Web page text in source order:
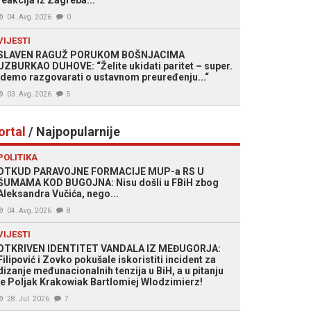
04. Avg. 2026 0
RAGUŽ PORUKOM BOŠNJACIMA
DUHOVE: “Želite ukidati paritet – super.
razgovarati o ustavnom preuređenju...“
03. Avg. 2026 5
/ Najpopularnije
PARAVOJNE FORMACIJE MUP-a RS U
KOD BUGOJNA: Nisu došli u FBiH zbog
Vučića, nego...
04. Avg. 2026 8
IDENTITET VANDALA IZ MEĐUGORJA:
i Zovko pokušale iskoristiti incident za
međunacionalnih tenzija u BiH, a u pitanju
Poljak Krakowiak Bartlomiej Wlodzimierz!
28. Jul. 2026 7